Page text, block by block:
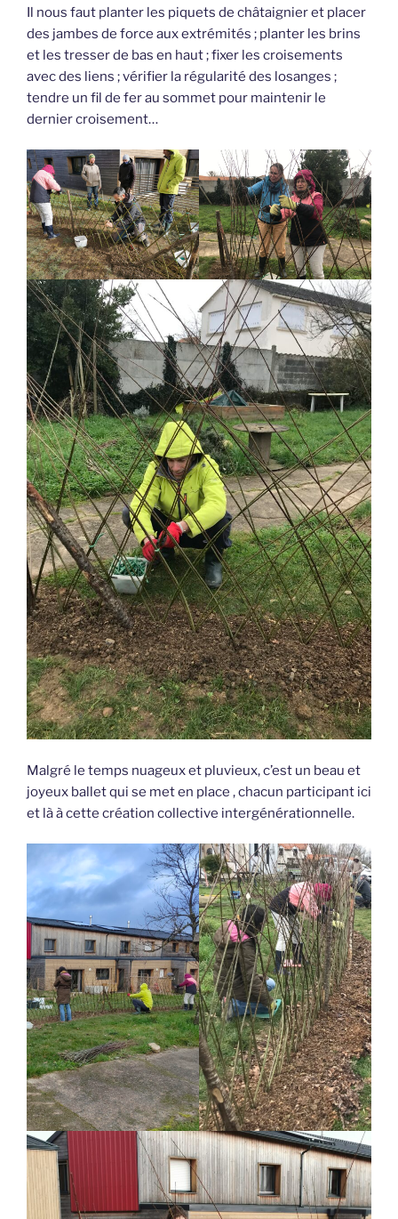
Il nous faut planter les piquets de châtaignier et placer
des jambes de force aux extrémités ; planter les brins
et les tresser de bas en haut ; fixer les croisements
avec des liens ; vérifier la régularité des losanges ;
tendre un fil de fer au sommet pour maintenir le
dernier croisement…
Malgré le temps nuageux et pluvieux, c’est un beau et
joyeux ballet qui se met en place , chacun participant ici
et là à cette création collective intergénérationnelle.